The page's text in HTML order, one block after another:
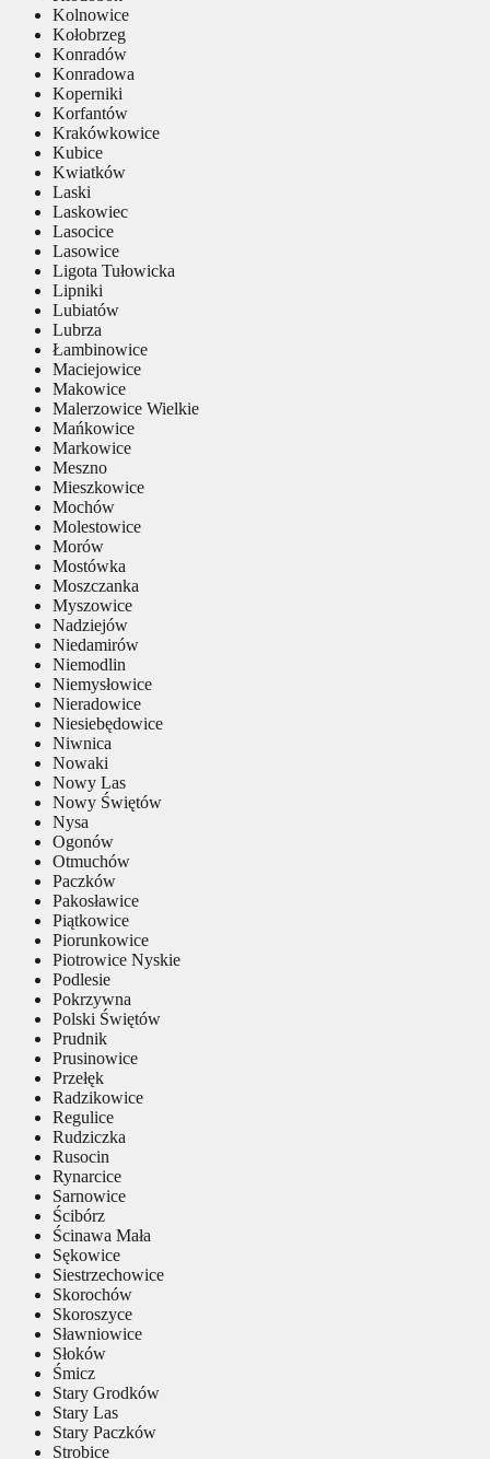
Kolnowice
Kołobrzeg
Konradów
Konradowa
Koperniki
Korfantów
Krakówkowice
Kubice
Kwiatków
Laski
Laskowiec
Lasocice
Lasowice
Ligota Tułowicka
Lipniki
Lubiatów
Lubrza
Łambinowice
Maciejowice
Makowice
Malerzowice Wielkie
Mańkowice
Markowice
Meszno
Mieszkowice
Mochów
Molestowice
Morów
Mostówka
Moszczanka
Myszowice
Nadziejów
Niedamirów
Niemodlin
Niemysłowice
Nieradowice
Niesiebędowice
Niwnica
Nowaki
Nowy Las
Nowy Świętów
Nysa
Ogonów
Otmuchów
Paczków
Pakosławice
Piątkowice
Piorunkowice
Piotrowice Nyskie
Podlesie
Pokrzywna
Polski Świętów
Prudnik
Prusinowice
Przełęk
Radzikowice
Regulice
Rudziczka
Rusocin
Rynarcice
Sarnowice
Ścibórz
Ścinawa Mała
Sękowice
Siestrzechowice
Skorochów
Skoroszyce
Sławniowice
Słoków
Śmicz
Stary Grodków
Stary Las
Stary Paczków
Strobice